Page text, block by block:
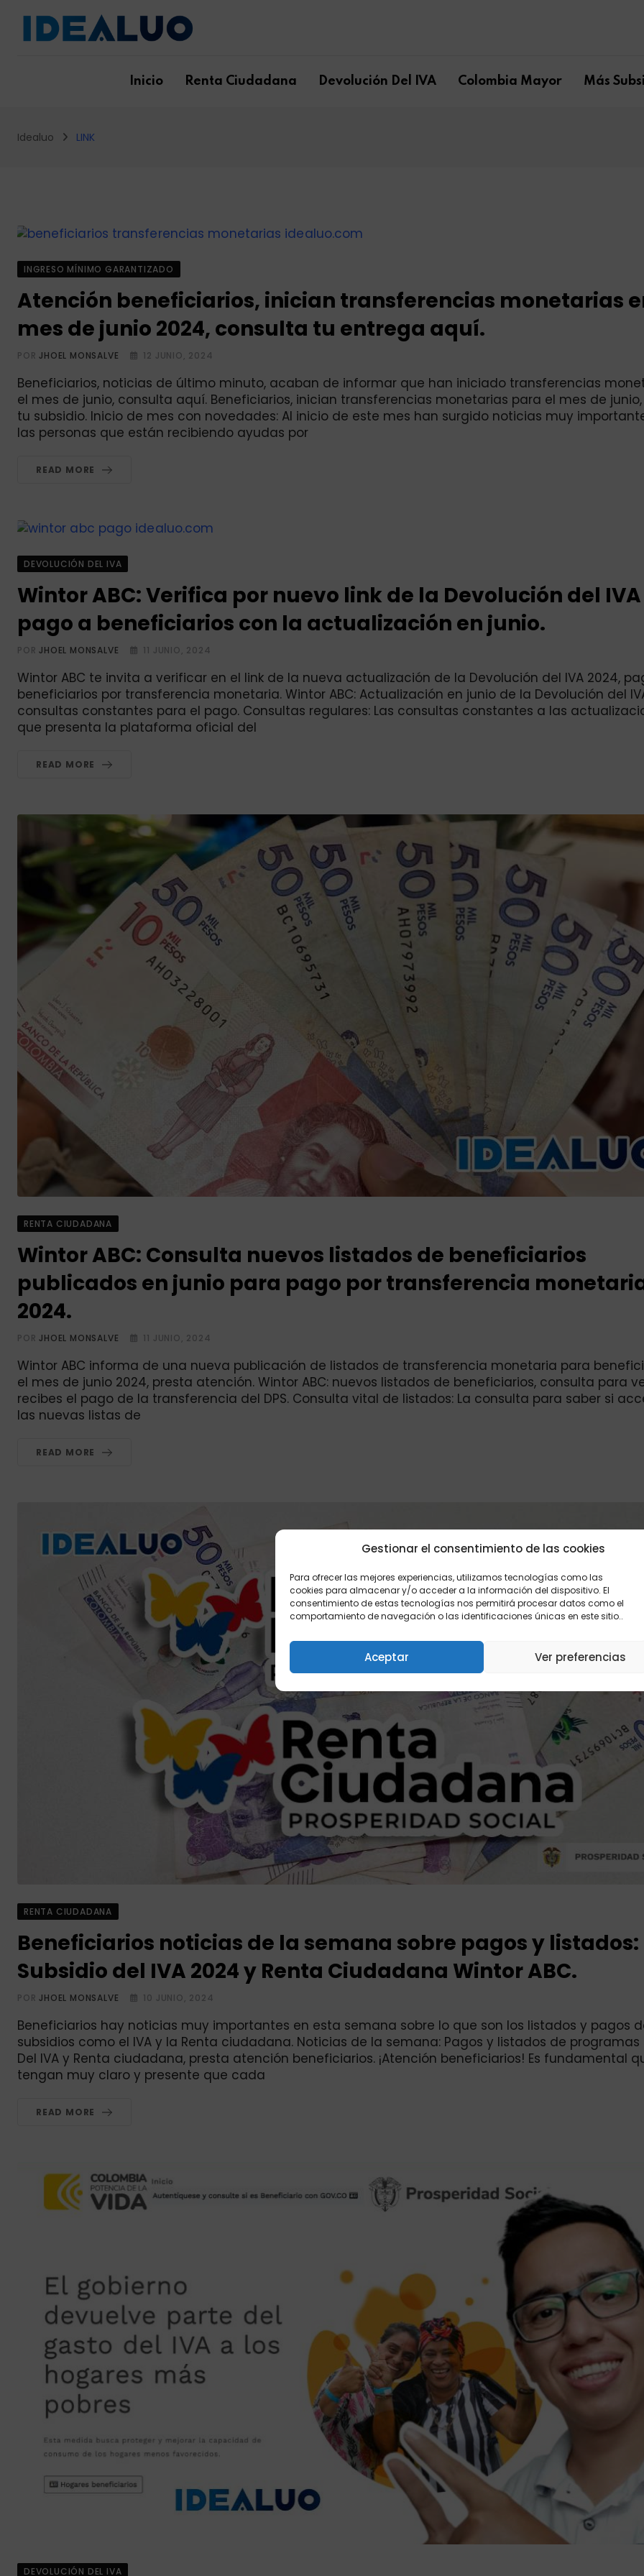
Gestionar el consentimiento de las cookies
Para ofrecer las mejores experiencias, utilizamos tecnologías como las
cookies para almacenar y/o acceder a la información del dispositivo. El
consentimiento de estas tecnologías nos permitirá procesar datos como el
comportamiento de navegación o las identificaciones únicas en este sitio..
Aceptar Ver preferencias
content
Inicio Renta Ciudadana Devolución Del IVA Colombia Mayor Más
Idealuo LINK
INGRESO MÍNIMO GARANTIZADO
Atención beneficiarios, inician transferencias monetarias
mes de junio 2024, consulta tu entrega aquí.
PORJHOEL MONSALVE 12 JUNIO, 2024
Beneficiarios, noticias de último minuto, acaban de informar que han iniciado transferencias
el mes de junio, consulta aquí. Beneficiarios, inician transferencias monetarias para el mes de
tu subsidio. Inicio de mes con novedades: Al inicio de este mes han surgido noticias muy
las personas que están recibiendo ayudas por
READ MORE
DEVOLUCIÓN DEL IVA
Wintor ABC: Verifica por nuevo link de la Devolución del IVA
pago a beneficiarios con la actualización en junio.
PORJHOEL MONSALVE 11 JUNIO, 2024
Wintor ABC te invita a verificar en el link de la nueva actualización de la Devolución del IVA 2024,
beneficiarios por transferencia monetaria. Wintor ABC: Actualización en junio de la Devolución del
consultas constantes para el pago. Consultas regulares: Las consultas constantes a las
que presenta la plataforma oficial del
READ MORE
RENTA CIUDADANA
Wintor ABC: Consulta nuevos listados de beneficiarios
publicados en junio para pago por transferencia
2024.
PORJHOEL MONSALVE 11 JUNIO, 2024
Wintor ABC informa de una nueva publicación de listados de transferencia monetaria para
el mes de junio 2024, presta atención. Wintor ABC: nuevos listados de beneficiarios, consulta para
recibes el pago de la transferencia del DPS. Consulta vital de listados: La consulta para saber si
las nuevas listas de
READ MORE
RENTA CIUDADANA
Beneficiarios noticias de la semana sobre pagos y listados:
Subsidio del IVA 2024 y Renta Ciudadana Wintor ABC.
PORJHOEL MONSALVE 10 JUNIO, 2024
Beneficiarios hay noticias muy importantes en esta semana sobre lo que son los listados y pagos
subsidios como el IVA y la Renta ciudadana. Noticias de la semana: Pagos y listados de programas
Del IVA y Renta ciudadana, presta atención beneficiarios. ¡Atención beneficiarios! Es fundamental
tengan muy claro y presente que cada
READ MORE
DEVOLUCIÓN DEL IVA